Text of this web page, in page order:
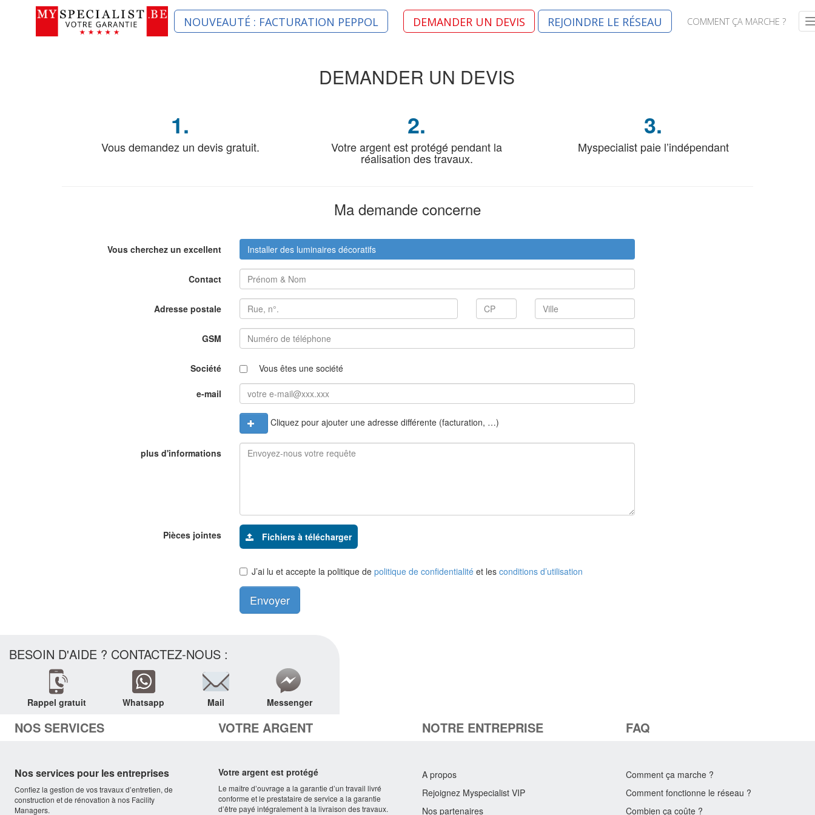
NOUVEAUTÉ : FACTURATION PEPPOL DEMANDER UN DEVIS REJOINDRE LE RÉSEAU COMMENT ÇA MARCHE ?
DEMANDER UN DEVIS
1.
Vous demandez un devis gratuit.
2.
Votre argent est protégé pendant la
réalisation des travaux.
3.
Myspecialist paie l’indépendant
Ma demande concerne
Vous cherchez un excellent Installer des luminaires décoratifs
Contact
Adresse postale
GSM
Société Vous êtes une société
e-mail
Cliquez pour ajouter une adresse différente (facturation, …)
plus d'informations
Pièces jointes Fichiers à télécharger
J’ai lu et accepte la politique de politique de confidentialitéet les conditions d’utilisation
Envoyer
BESOIN D'AIDE ? CONTACTEZ-NOUS :
Rappel gratuit Whatsapp Mail Messenger
NOS SERVICES
Nos services pour les entreprises
Confiez la gestion de vos travaux d’entretien, de
construction et de rénovation à nos Facility
Managers.
VOTRE ARGENT
Votre argent est protégé
Le maître d’ouvrage a la garantie d’un travail livré
conforme et le prestataire de service a la garantie
d’être payé intégralement à la livraison des travaux.
NOTRE ENTREPRISE
A propos
Rejoignez Myspecialist VIP
Nos partenaires
FAQ
Comment ça marche ?
Comment fonctionne le réseau ?
Combien ça coûte ?